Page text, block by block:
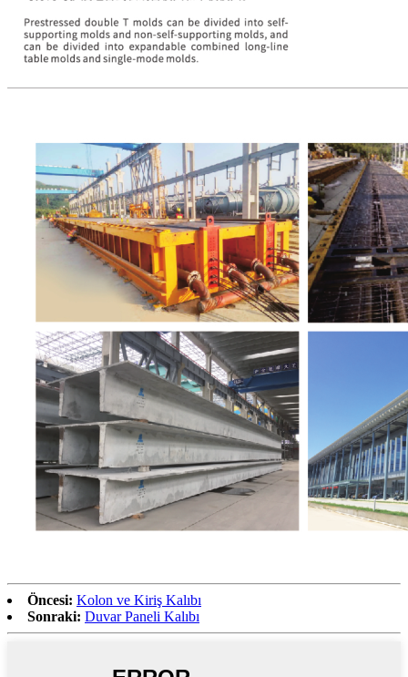
Öncesi: Kolon ve Kiriş Kalıbı
Sonraki: Duvar Paneli Kalıbı